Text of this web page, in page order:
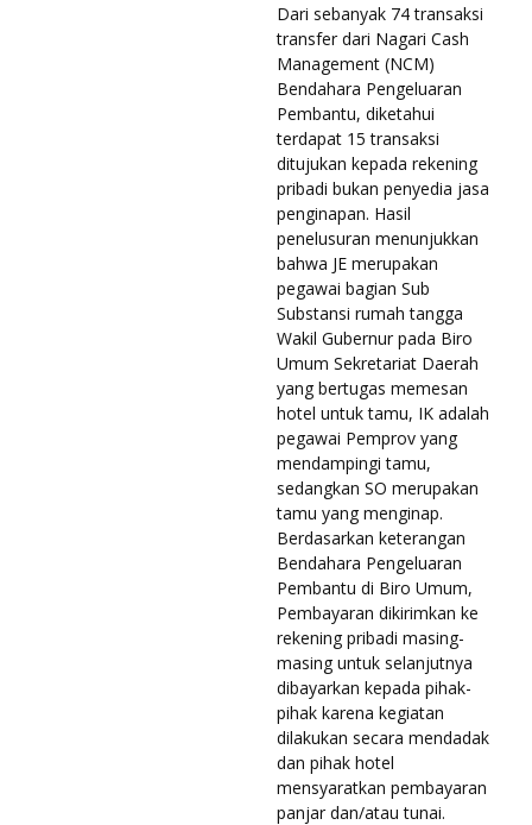
Dari sebanyak 74 transaksi
transfer dari Nagari Cash
Management (NCM)
Bendahara Pengeluaran
Pembantu, diketahui
terdapat 15 transaksi
ditujukan kepada rekening
pribadi bukan penyedia jasa
penginapan. Hasil
penelusuran menunjukkan
bahwa JE merupakan
pegawai bagian Sub
Substansi rumah tangga
Wakil Gubernur pada Biro
Umum Sekretariat Daerah
yang bertugas memesan
hotel untuk tamu, IK adalah
pegawai Pemprov yang
mendampingi tamu,
sedangkan SO merupakan
tamu yang menginap.
Berdasarkan keterangan
Bendahara Pengeluaran
Pembantu di Biro Umum,
Pembayaran dikirimkan ke
rekening pribadi masing-
masing untuk selanjutnya
dibayarkan kepada pihak-
pihak karena kegiatan
dilakukan secara mendadak
dan pihak hotel
mensyaratkan pembayaran
panjar dan/atau tunai.